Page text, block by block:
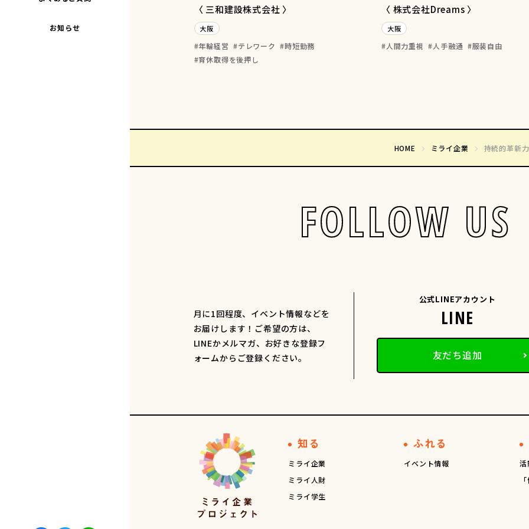
お知らせ
〈 三和建設株式会社 〉
大阪
年輪経営 テレワーク
時短勤務
育休取得を後押し
〈 株式会社Dreams 〉
大阪
人間力重視 人手融通 服装自由
HOME ミライ企業 持続的革新力
FOLLOW US
月に1回程度、イベント情報などを
お届けします！ご希望の方は、
LINEかメルマガ、お好きな登録フ
ォームからご登録ください。
公式LINEアカウント
友だち追加
知る
ミライ企業
ミライ人財
ミライ学生
ふれる
イベント情報
活